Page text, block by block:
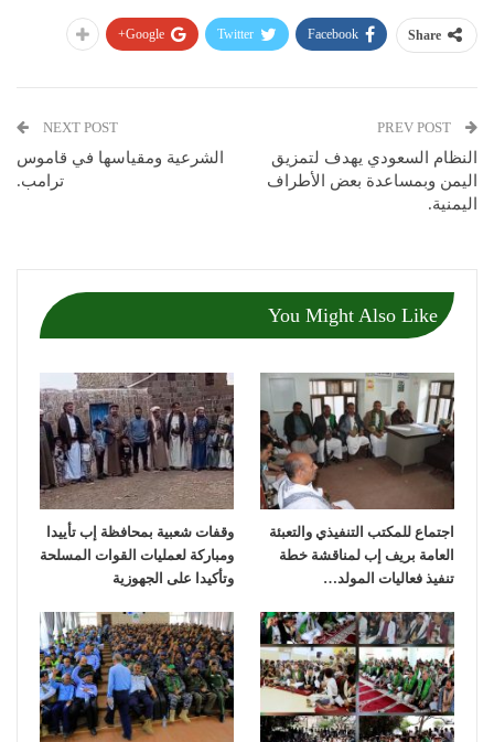
Share
Facebook
Twitter
Google+
النظام السعودي يهدف لتمزيق
اليمن وبمساعدة بعض الأطراف
اليمنية.
NEXT POST
الشرعية ومقياسها في قاموس
ترامب.
You Might Also Like
اجتماع للمكتب التنفيذي والتعبئة
العامة بريف إب لمناقشة خطة
تنفيذ فعاليات المولد…
وقفات شعبية بمحافظة إب تأييدا
ومباركة لعمليات القوات المسلحة
وتأكيدا على الجهوزية